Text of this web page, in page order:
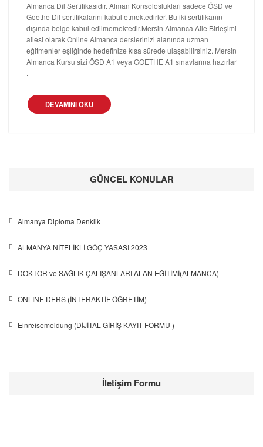
Almanca Dil Sertifikasıdır. Alman Konsoloslukları sadece ÖSD ve
Goethe Dil sertifikalarını kabul etmektedirler. Bu iki sertifikanın
dışında belge kabul edilmemektedir.Mersin Almanca Aile Birleşimi
ailesi olarak Online Almanca derslerinizi alanında uzman
eğitmenler eşliğinde hedefinize kısa sürede ulaşabilirsiniz. Mersin
Almanca Kursu sizi ÖSD A1 veya GOETHE A1 sınavlarına hazırlar
.
DEVAMINI OKU
GÜNCEL KONULAR
Almanya Diploma Denklik
ALMANYA NİTELİKLİ GÖÇ YASASI 2023
DOKTOR ve SAĞLIK ÇALIŞANLARI ALAN EĞİTİMİ(ALMANCA)
ONLINE DERS (İNTERAKTİF ÖĞRETİM)
Einreisemeldung (DİJİTAL GİRİŞ KAYIT FORMU )
İletişim Formu